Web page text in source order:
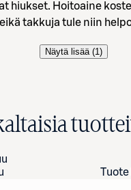
hiukset. Hoitoaine
takkuja tule niin
Näytä lisää (1)